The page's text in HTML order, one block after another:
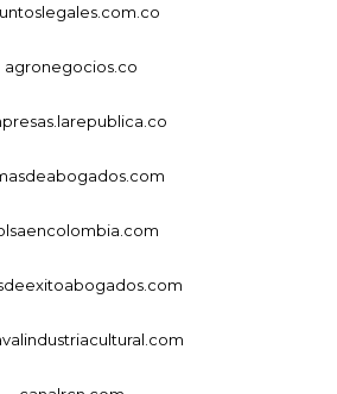
agronegocios.co